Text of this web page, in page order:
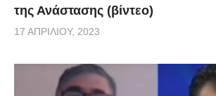
της Ανάστασης (βίντεο)
17 ΑΠΡΙΛΊΟΥ, 2023